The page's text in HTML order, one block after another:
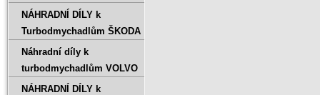
NÁHRADNÍ DÍLY k
Turbodmychadlům ŠKODA
Náhradní díly k
turbodmychadlům VOLVO
NÁHRADNÍ DÍLY k